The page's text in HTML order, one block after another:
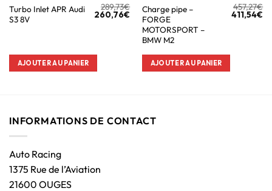
Turbo Inlet APR Audi
S3 8V
289,73€
260,76€
AJOUTER AU PANIER
Charge pipe –
FORGE
MOTORSPORT –
BMW M2
457,27€
411,54€
AJOUTER AU PANIER
INFORMATIONS DE CONTACT
Auto Racing
1375 Rue de l’Aviation
21600 OUGES